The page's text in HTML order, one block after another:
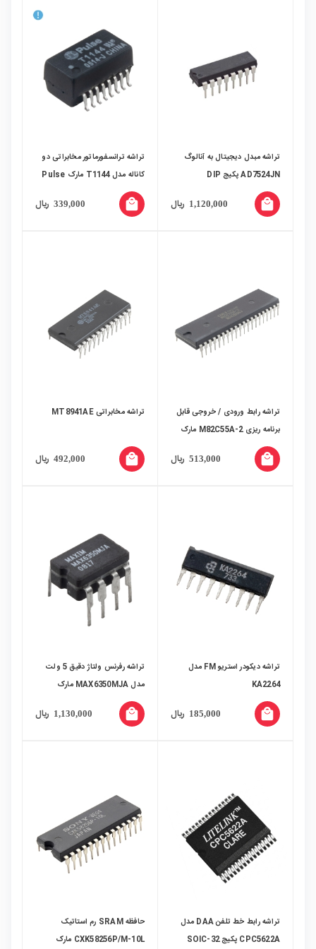
تراشه مبدل دیجیتال به آنالوگ
AD7524JN پکیج DIP
1,120,000 ریال local_mall
تراشه ترانسفورماتور مخابراتی دو
کاناله مدل T1144 مارک Pulse
339,000 ریال local_mall
تراشه رابط ورودی / خروجی قابل
برنامه ریزی M82C55A-2 مارک
OKI Semiconductor
513,000 ریال local_mall
تراشه مخابراتی MT8941AE
492,000 ریال local_mall
تراشه دیکودر استریو FM مدل
KA2264
185,000 ریال local_mall
تراشه رفرنس ولتاژ دقیق 5 ولت
مدل MAX6350MJA مارک
Maxim Integrated
1,130,000 ریال local_mall
تراشه رابط خط تلفن DAA مدل
CPC5622A پکیج SOIC-32
حافظه SRAM رم استاتیک
CXK58256P/M-10L مارک